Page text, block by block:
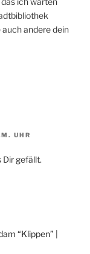
andere dein
UHR
Dir gefällt.
“Klippen” |